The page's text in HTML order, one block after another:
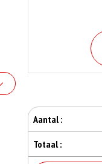
Aantal :
Totaal :